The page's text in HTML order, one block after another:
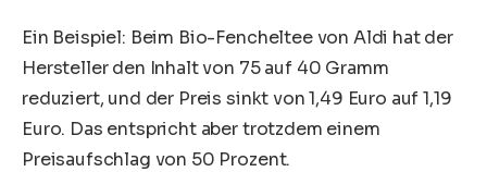
Ein Beispiel: Beim Bio-Fencheltee von Aldi hat der
Hersteller den Inhalt von 75 auf 40 Gramm
reduziert, und der Preis sinkt von 1,49 Euro auf 1,19
Euro. Das entspricht aber trotzdem einem
Preisaufschlag von 50 Prozent.